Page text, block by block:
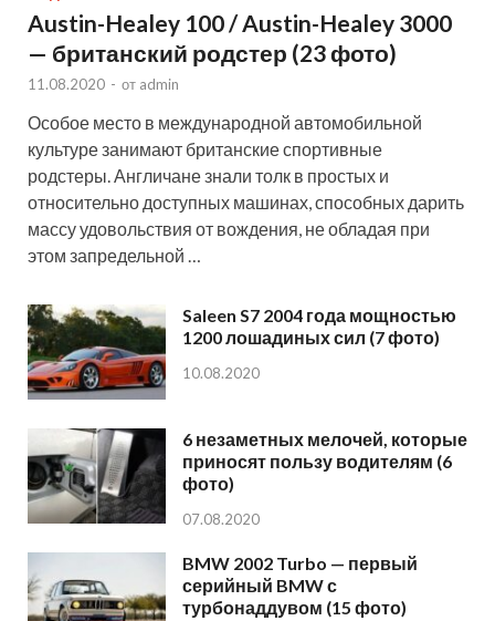
Austin-Healey 100 / Austin-Healey 3000
— британский родстер (23 фото)
11.08.2020 - от admin
Особое место в международной автомобильной
культуре занимают британские спортивные
родстеры. Англичане знали толк в простых и
относительно доступных машинах, способных дарить
массу удовольствия от вождения, не обладая при
этом запредельной …
Saleen S7 2004 года мощностью
1200 лошадиных сил (7 фото)
10.08.2020
6 незаметных мелочей, которые
приносят пользу водителям (6
фото)
07.08.2020
BMW 2002 Turbo — первый
серийный BMW с
турбонаддувом (15 фото)